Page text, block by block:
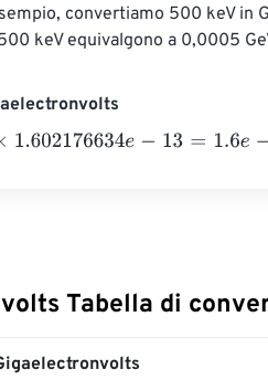
convertiamo 500 keV in
keV equivalgono a 0,0005
e-13=1.6e-12
Tabella di